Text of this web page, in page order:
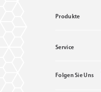
Produkte
Service
Folgen Sie Uns